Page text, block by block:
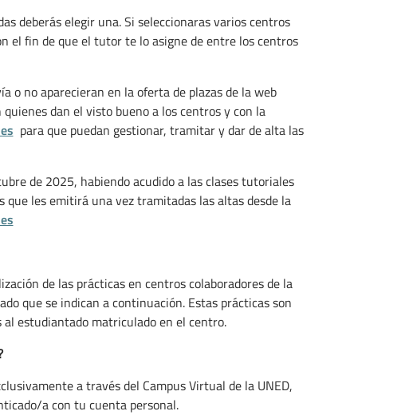
deberás elegir una. Si seleccionaras varios centros
el fin de que el tutor te lo asigne de entre los centros
o no aparecieran en la oferta de plazas de la web
dan el visto bueno a los centros y con la
para que puedan gestionar, tramitar y dar de alta las
de 2025, habiendo acudido a las clases tutoriales
que les emitirá una vez tramitadas las altas desde la
de las prácticas en centros colaboradores de la
que se indican a continuación. Estas prácticas son
estudiantado matriculado en el centro.
a través del Campus Virtual de la UNED,
a con tu cuenta personal.